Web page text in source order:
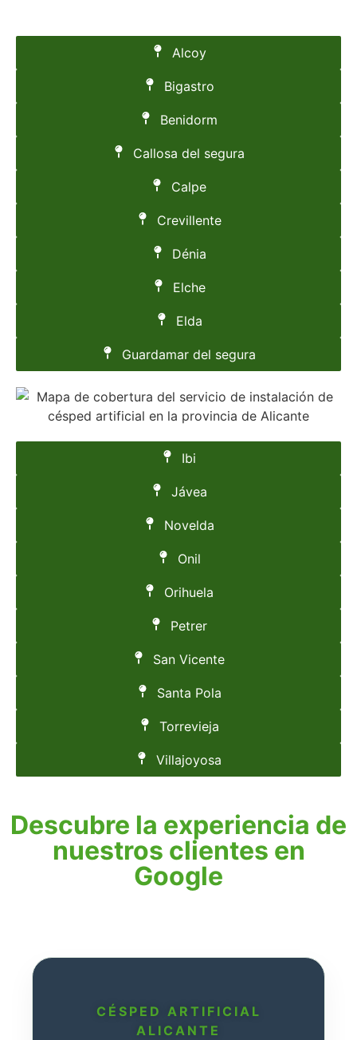
Alcoy
Bigastro
Benidorm
Callosa del segura
Calpe
Crevillente
Dénia
Elche
Elda
Guardamar del segura
Ibi
Jávea
Novelda
Onil
Orihuela
Petrer
San Vicente
Santa Pola
Torrevieja
Villajoyosa
Descubre la experiencia de
nuestros clientes en
Google
CÉSPED ARTIFICIAL
ALICANTE